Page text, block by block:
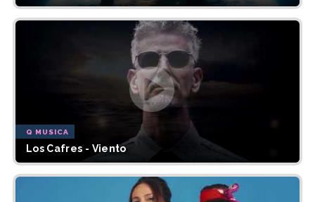
Q MUSICA
Los Cafres - Viento